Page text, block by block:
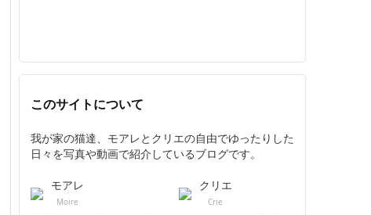
このサイトについて
我が家の猫達、モアレとクリエの自由でゆったりした
日々を写真や動画で紹介しているブログです。
モアレ
Moire
クリエ
Crie